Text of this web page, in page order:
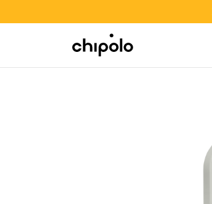
Chipolo - Home page
Integrationen